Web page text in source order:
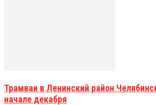
Трамваи в Ленинский район
начале декабря